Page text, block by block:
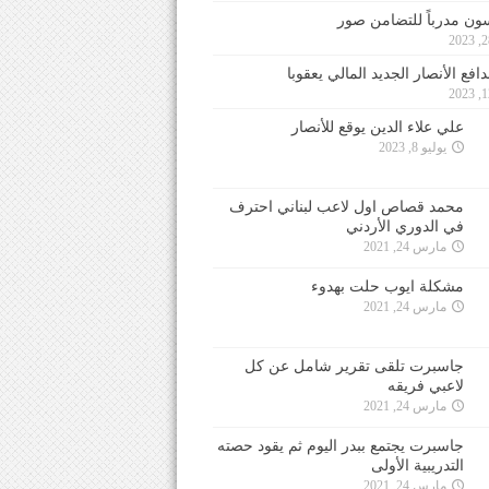
مدرباً للتضامن صور
الأنصار الجديد المالي يعقوبا
علي علاء الدين يوقع للأنصار
يوليو 8, 2023
محمد قصاص اول لاعب لبناني احترف
في الدوري الأردني
مارس 24, 2021
مشكلة ايوب حلت بهدوء
مارس 24, 2021
جاسبرت تلقى تقرير شامل عن كل
لاعبي فريقه
مارس 24, 2021
جاسبرت يجتمع ببدر اليوم ثم يقود حصته
التدريبية الأولى
مارس 24, 2021